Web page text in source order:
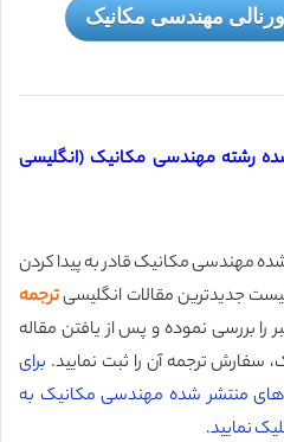
مهندسی مکانیک
رشته مهندسی مکانیک (انگلیسی
مهندسی مکانیک قادر به پیدا کردن
جدیدترین مقالات انگلیسیترجمه
را بررسی نموده و پس از یافتن مقاله
ترجمه آن را ثبت نمایید. برای
منتشر شده مهندسی مکانیک به
نمایید.